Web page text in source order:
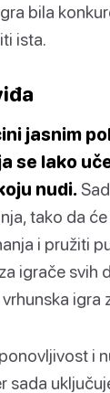
bila
ista.
jasnim
se lako
nudi.
tako da
i pružiti
igrače svih
igra
i
sada